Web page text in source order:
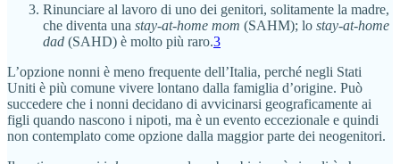
Rinunciare al lavoro di uno dei genitori, solitamente la madre,
che diventa una stay-at-home mom (SAHM); lo stay-at-home
dad (SAHD) è molto più raro.3
L’opzione nonni è meno frequente dell’Italia, perché negli Stati
Uniti è più comune vivere lontano dalla famiglia d’origine. Può
succedere che i nonni decidano di avvicinarsi geograficamente ai
figli quando nascono i nipoti, ma è un evento eccezionale e quindi
non contemplato come opzione dalla maggior parte dei neogenitori.